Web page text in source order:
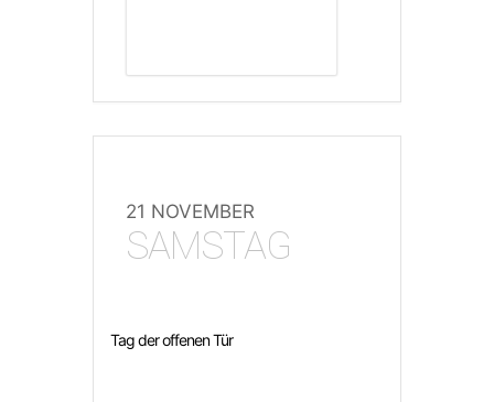
21 NOVEMBER
SAMSTAG
Tag der offenen Tür